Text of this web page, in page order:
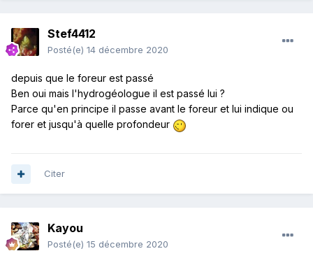
Stef4412
Posté(e) 14 décembre 2020
depuis que le foreur est passé
Ben oui mais l'hydrogéologue il est passé lui ?
Parce qu'en principe il passe avant le foreur et lui indique ou
forer et jusqu'à quelle profondeur
Citer
Kayou
Posté(e) 15 décembre 2020